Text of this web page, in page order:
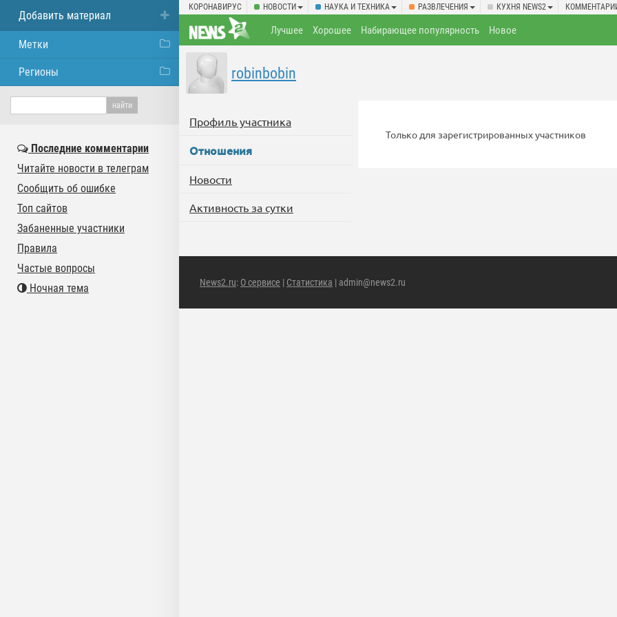
КОРОНАВИРУС НОВОСТИ НАУКА И ТЕХНИКА РАЗВЛЕЧЕНИЯ КУХНЯ NEWS2
Лучшее Хорошее Набирающее популярность Новое
robinbobin
Профиль участника
Отношения
Новости
Активность за сутки
Только для зарегистрированных участников
News2.ru: О сервисе | Статистика | admin@news2.ru
Добавить материал
Метки
Регионы
Последние комментарии
Читайте новости в телеграм
Сообщить об ошибке
Топ сайтов
Забаненные участники
Правила
Частые вопросы
Ночная тема